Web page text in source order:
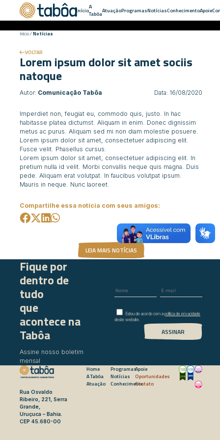
InícioA
TabôaAtuaçãoProgramasNotíciasConhecimentoApoie
Início/Notícias
Lorem ipsum dolor sit amet sociis
natoque
VOLTAR
Autor: Comunicação Tabôa Data: 16/08/2020
Imperdiet non, feugiat eu, commodo quis, justo. In hac
habitasse platea dictumst. Aliquam in enim. Donec dignissim
metus ac purus. Aliquam sed mi non diam molestie posuere.
Lorem ipsum dolor sit amet, consectetuer adipiscing elit.
Fusce velit. Phasellus cursus.
Lorem ipsum dolor sit amet, consectetuer adipiscing elit. In
pretium nulla id velit. Morbi convallis neque quis magna. Duis
pede. Aliquam erat volutpat. In faucibus volutpat ipsum.
Mauris in neque. Nunc laoreet.
Compartilhe essa notícia com seus amigos:
LEIA MAIS NOTÍCIAS
Fique por
dentro de
tudo
que
acontece na
Tabôa
Assine nosso boletim
mensal
Estou de acordo com a política de privacidade
deste website.
Rua Osvaldo
Ribeiro, 221, Serra
Grande,
Uruçuca – Bahia.
CEP 45.680-00
Home
A Tabôa
Atuação
Programas
Notícias
Conhecimento
Apoie
Oportunidades
Contato